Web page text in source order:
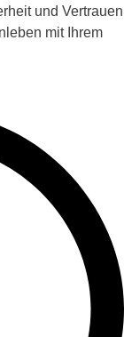
und Vertrauen
mit Ihrem